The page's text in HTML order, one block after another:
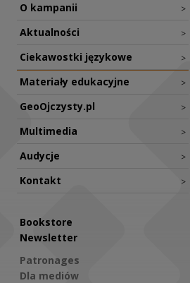
O kampanii >
Aktualności >
Ciekawostki językowe >
Materiały edukacyjne >
GeoOjczysty.pl >
Multimedia >
Audycje >
Kontakt >
Bookstore
Newsletter
Patronages
Dla mediów